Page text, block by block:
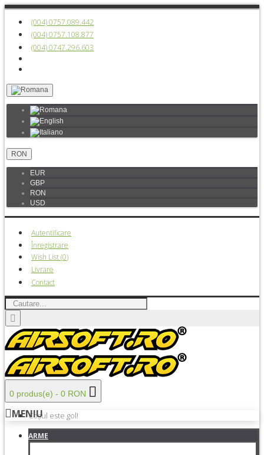
(004) 0757.089.442
(004) 0757.108.877
(004) 0747.296.603
RON
EUR
GBP
RON
USD
Autentificare
Înregistrare
Wish List (0)
Livrare
Contact
0 produs(e) - 0 RON
Coșul este gol!
MENIU
ARME